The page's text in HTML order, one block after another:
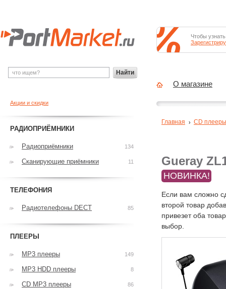
Gueray
НОВИНКА!
Если вам сложно
второй товар
привезет оба
выбор.
Главная CD плееры
Акции и скидки
РАДИОПРИЁМНИКИ
Радиоприёмники 134
Сканирующие приёмники 11
ТЕЛЕФОНИЯ
Радиотелефоны DECT 85
ПЛЕЕРЫ
MP3 плееры 149
MP3 HDD плееры 8
CD MP3 плееры 86
Найти
Чтобы
О магазине